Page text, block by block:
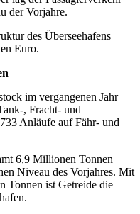
der Vorjahre.
des Überseehafens
Euro.
im vergangenen Jahr
, Fracht- und
Anläufe auf Fähr- und
6,9 Millionen Tonnen
Niveau des Vorjahres. Mit
Tonnen ist Getreide die